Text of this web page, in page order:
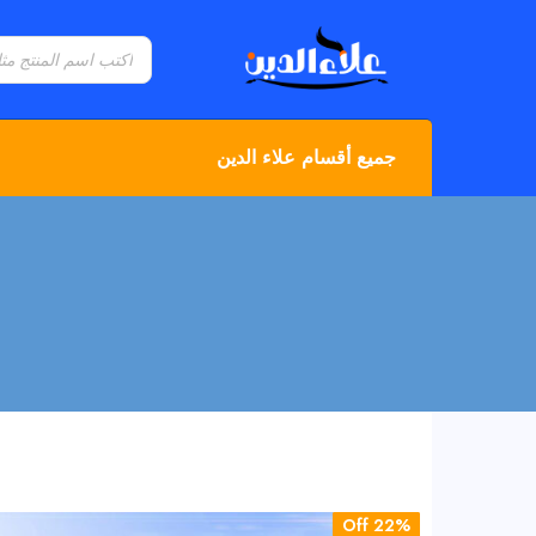
جميع أقسام علاء الدين
22% Off
22% Off